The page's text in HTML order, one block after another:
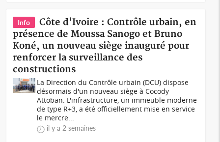
Info
Côte d'Ivoire : Contrôle urbain, en
présence de Moussa Sanogo et Bruno
Koné, un nouveau siège inauguré pour
renforcer la surveillance des
constructions
La Direction du Contrôle urbain (DCU) dispose
désormais d'un nouveau siège à Cocody
Attoban. L'infrastructure, un immeuble moderne
de type R+3, a été officiellement mise en service
le mercre...
il y a 2 semaines